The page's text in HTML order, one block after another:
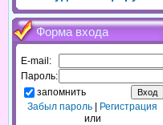
Форма входа
E-mail:
Пароль:
запомнить
Забыл пароль
Регистрация
или